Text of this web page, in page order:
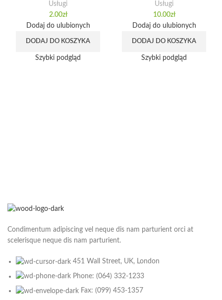
Usługi
2.00zł
Dodaj do ulubionych
DODAJ DO KOSZYKA
Szybki podgląd
Usługi
10.00zł
Dodaj do ulubionych
DODAJ DO KOSZYKA
Szybki podgląd
Condimentum adipiscing vel neque dis nam parturient orci at
scelerisque neque dis nam parturient.
451 Wall Street, UK, London
Phone: (064) 332-1233
Fax: (099) 453-1357